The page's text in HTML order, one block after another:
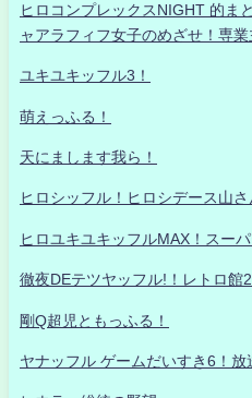
ヒロコンプレックスNIGHT 的ま
ャアラフィフ女子のめざせ！専
ユキユキッフル3！
萌えっふる！
天にまします我ら！
ヒロシッフル！ヒロシデース山
ヒロユキユキッフルMAX！スーパ
徹夜DEテツヤッフル!！レトロ館2
剛Q超児ともっふる！
ヤナッフル ゲームだいすき6！放